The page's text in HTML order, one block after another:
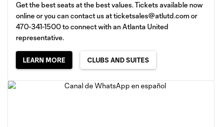
Get the best seats at the best values. Tickets available now
online or you can contact us atticketsales@atlutd.comor
470-341-1500 to connect with an Atlanta United
representative.
LEARN MORE CLUBS AND SUITES